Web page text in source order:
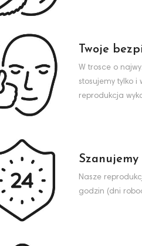
Twoje
W trosce o
stosujemy tylko
reprodukcja
Szanujemy
Nasze
godzin (dni